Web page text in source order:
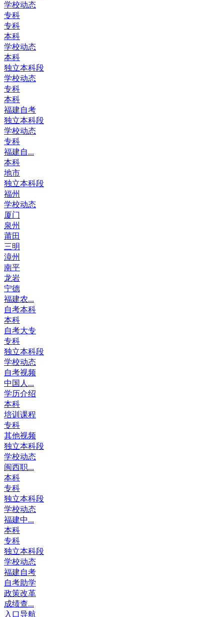
学校动态
专科
专科
本科
学校动态
本科
独立本科段
学校动态
专科
本科
福建自考
独立本科段
学校动态
专科
福建自...
本科
地市
独立本科段
福州
学校动态
厦门
泉州
莆田
三明
漳州
南平
龙岩
宁德
福建农...
自考本科
本科
自考大专
专科
独立本科段
学校动态
自考视频
中国人...
学历介绍
本科
培训课程
专科
其他视频
独立本科段
学校动态
闽西职...
本科
专科
独立本科段
学校动态
福建中...
本科
专科
独立本科段
学校动态
福建自考
自考助学
政策改革
成绩查...
入口导航